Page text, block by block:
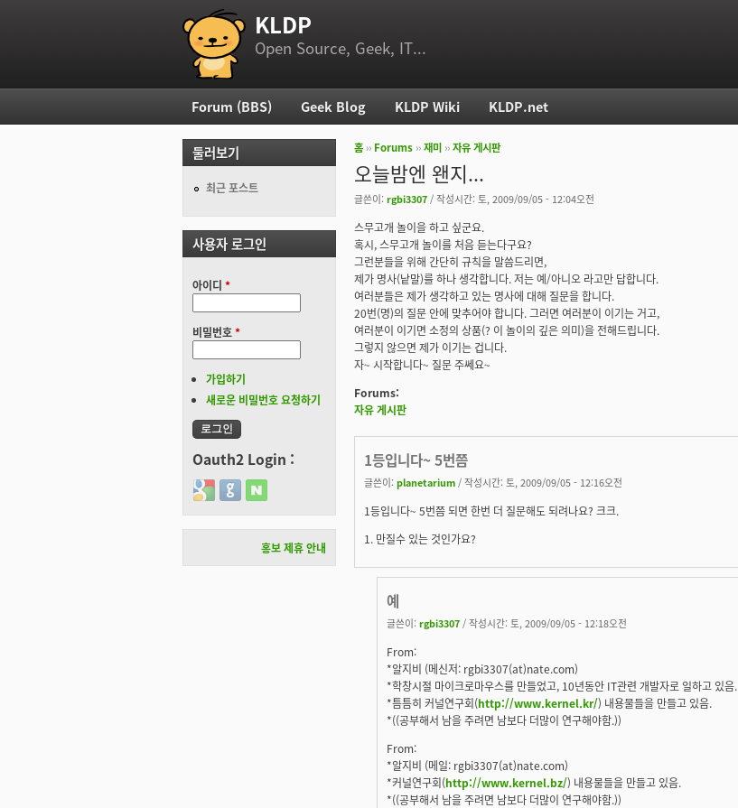
부 메뉴 KLDP
Open Source, Geek, IT...
현재 위치
홈 ›› Forums ››재미 ››자유 게시판
오늘밤엔 왠지...
글쓴이: rgbi3307 / 작성시간: 토, 2009/09/05 - 12:04오전
스무고개 놀이을 하고 싶군요.
혹시, 스무고개 놀이를 처음 듣는다구요?
그런분들을 위해 간단히 규칙을 말씀드리면,
제가 명사(낱말)를 하나 생각합니다. 저는 예/아니오 라고만 답합니다.
여러분들은 제가 생각하고 있는 명사에 대해 질문을 합니다.
20번(명)의 질문 안에 맞추어야 합니다. 그러면 여러분이 이기는 거고,
여러분이 이기면 소정의 상품(? 이 놀이의 깊은 의미)을 전해드립니다.
그렇지 않으면 제가 이기는 겁니다.
자~ 시작합니다~ 질문 주쎄요~
Forums:
자유 게시판
1등입니다~ 5번쯤
글쓴이: planetarium / 작성시간: 토, 2009/09/05 - 12:16오전
1등입니다~ 5번쯤 되면 한번 더 질문해도 되려나요? 크크.
1. 만질수 있는 것인가요?
예
글쓴이: rgbi3307 / 작성시간: 토, 2009/09/05 - 12:18오전
From:
*알지비 (메신저: rgbi3307(at)nate.com)
*학창시절 마이크로마우스를 만들었고, 10년동안 IT관련 개발자로 일하고 있음.
*틈틈히 커널연구회(http://www.kernel.kr/) 내용물들을 만들고 있음.
*((공부해서 남을 주려면 남보다 더많이 연구해야함.))
From:
*알지비 (메일: rgbi3307(at)nate.com)
*커널연구회(http://www.kernel.bz/) 내용물들을 만들고 있음.
*((공부해서 남을 주려면 남보다 더많이 연구해야함.))
주 메뉴
Forum (BBS) Geek Blog KLDP Wiki KLDP.net
둘러보기
최근 포스트
사용자 로그인
아이디 *
비밀번호*
가입하기
새로운 비밀번호 요청하기
Oauth2 Login :
Login with Google
Login with GitHub
Login with Naver
홍보 제휴 안내